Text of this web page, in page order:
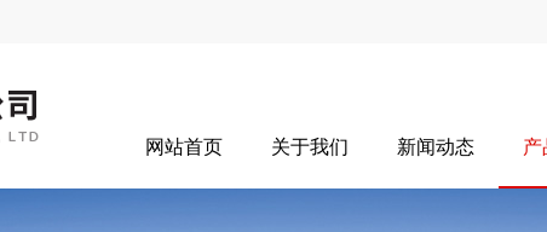
网站首页 关于我们 新闻动态 产